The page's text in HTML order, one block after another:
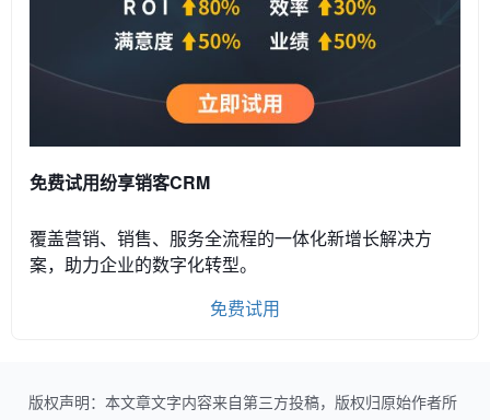
免费试用纷享销客CRM
覆盖营销、销售、服务全流程的一体化新增长解决方
案，助力企业的数字化转型。
免费试用
版权声明：本文章文字内容来自第三方投稿，版权归原始作者所